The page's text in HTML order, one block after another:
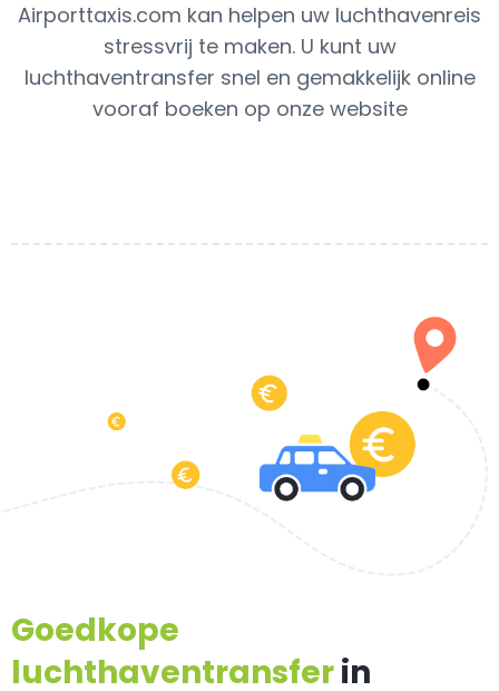
Airporttaxis.com kan helpen uw luchthavenreis
stressvrij te maken. U kunt uw
luchthaventransfer snel en gemakkelijk online
vooraf boeken op onze website
Goedkope
luchthaventransferin